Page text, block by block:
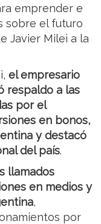
emprender e
sobre el futuro
Javier Milei a la
el empresario
respaldo a las
por el
en bonos,
y destacó
del país.
llamados
en medios y
,
por